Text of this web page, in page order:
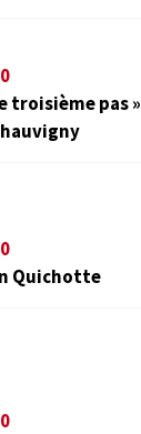
troisième pas »
Quichotte